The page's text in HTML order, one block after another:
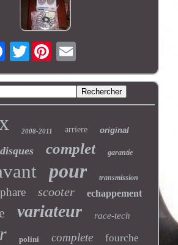
Twitter
2008-2011 arriere original
disques complet garantie
pour transmission
phare scooter echappement
variateur race-tech
polini complete fourche